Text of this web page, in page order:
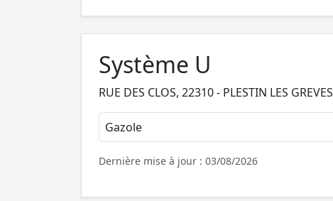
Système U
RUE DES CLOS, 22310 - PLESTIN LES GREVES
Gazole
Dernière mise à jour : 03/08/2026